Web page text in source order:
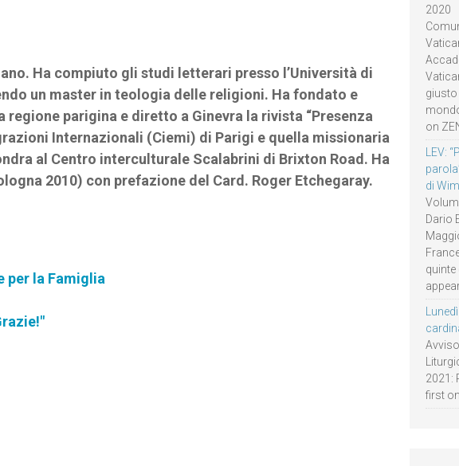
Ha compiuto gli studi letterari presso l’Università di
un master in teologia delle religioni. Ha fondato e
parigina e diretto a Ginevra la rivista “Presenza
Internazionali (Ciemi) di Parigi e quella missionaria
al Centro interculturale Scalabrini di Brixton Road. Ha
2010) con prefazione del Card. Roger Etchegaray.
per la Famiglia
2020
giusto
on
LEV:
di
Dario
quinte
2021:
first